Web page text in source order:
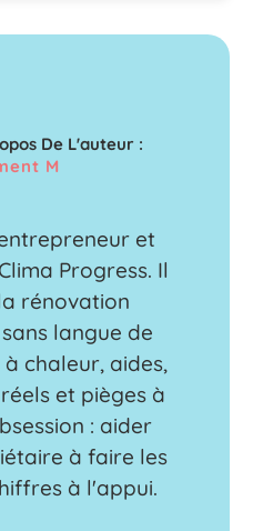
De L'auteur :
M
et
Progress. Il
rénovation
langue de
chaleur, aides,
et pièges à
: aider
à faire les
à l'appui.